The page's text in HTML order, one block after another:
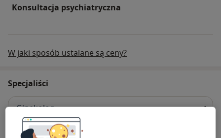
Konsultacja psychiatryczna
W jaki sposób ustalane są ceny?
Specjaliści
Ginekolog